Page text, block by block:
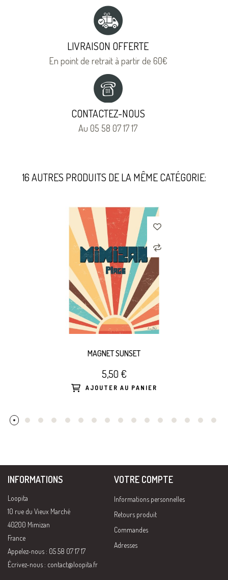
LIVRAISON OFFERTE
En point de retrait à partir de 60€
CONTACTEZ-NOUS
Au 05 58 07 17 17
16 AUTRES PRODUITS DE LA MÊME CATÉGORIE:
MAGNET SUNSET
5,50 €
AJOUTER AU PANIER
INFORMATIONS
Loopita
10 rue du Vieux Marché
40200 Mimizan
France
Appelez-nous : 05 58 07 17 17
Écrivez-nous : contact@loopita.fr
VOTRE COMPTE
Informations personnelles
Retours produit
Commandes
Adresses